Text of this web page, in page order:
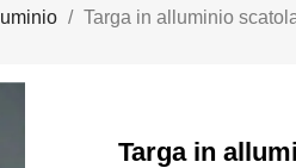
Targa in alluminio
Targa in